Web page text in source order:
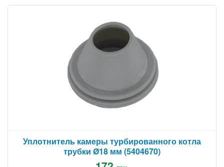
Уплотнитель камеры турбированного котла
трубки Ø18 мм (5404670)